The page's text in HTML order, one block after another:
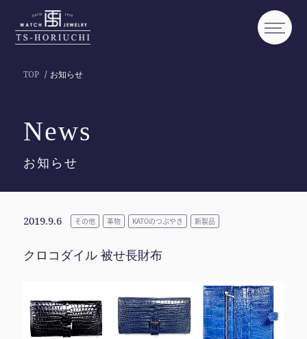
TOP お知らせ
News
お知らせ
2019.9.6 その他 革物 KATOのつぶやき 新製品
クロコダイル 被せ長財布